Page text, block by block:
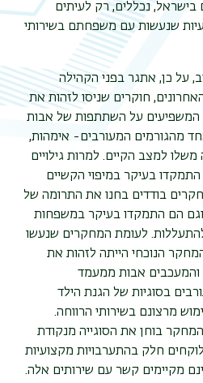
בישראל, נכללים, רק לעיתים
שנעשות עם משפחתם בשירותי
על כן, אתגר בפני הקהילה
חוקרים שניסו לזהות את
המשפיעים על השתתפות של אבות
מהגורמים המעורבים- אימהות,
למצב הקיים. למרות גילויים
בעיקר במיפוי הקשיים
בודדים בחנו את התרומה של
הם התמקדו בעיקר במשפחות
לעומת המחקרים שנעשו
הנוכחי הייתה לזהות את
והמעכבים אבות ממעמד
בסוגיות של הגנת הילד
מרצונם בשירותי הרווחה.
בוחן את הסוגייה מנקודת
חלק בהתערבויות מקצועיות
מקיימים קשר עם שירותים אלה.